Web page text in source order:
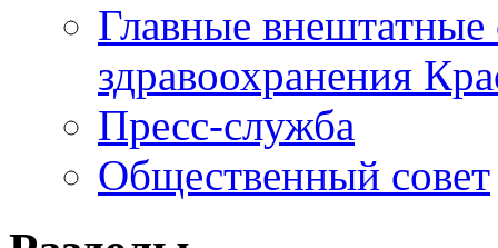
Главные внештатные
здравоохранения
Пресс-служба
Общественный совет